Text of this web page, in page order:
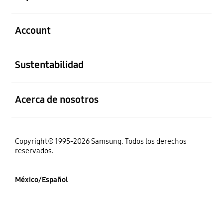
Account
Sustentabilidad
Acerca de nosotros
Copyright© 1995-2026 Samsung. Todos los derechos
reservados.
México/Español